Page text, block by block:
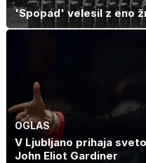
'Spopad' velesil z eno
OGLAS
V Ljubljano prihaja
John Eliot Gardiner